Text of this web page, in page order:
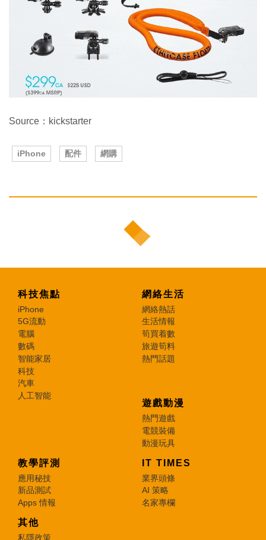
Source：kickstarter
iPhone 配件 網購
科技焦點
iPhone
5G流動
電腦
數碼
智能家居
科技
汽車
人工智能
網絡生活
網絡熱話
生活情報
筍買着數
旅遊筍料
熱門話題
遊戲動漫
熱門遊戲
電競裝備
動漫玩具
教學評測
應用秘技
新品測試
Apps 情報
IT TIMES
業界頭條
AI 策略
名家專欄
其他
私隱政策